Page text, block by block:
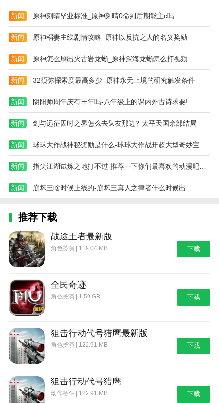
新闻 原神刻晴毕业标准_原神刻晴0命到后期能主c吗
新闻 原神稻妻主线剧情攻略_原神以反抗之人的名义奖励
新闻 原神怎么刷出火古岩龙蜥_原神深海龙蜥怎么打视频
新闻 32须弥探索度最高多少_原神永无止境的研究触发条件
新闻 阴阳师周年庆有丰年吗-八年级上的课内外古诗求要!
新闻 剑与远征囚时之界怎么去队友那边?-太平天国余部结局
新闻
新闻 指尖江湖试炼之地打不过-推荐一下你们最喜欢的动漫吧，哪些好
新闻 崩坏三啥时候上线的-崩坏三真人之律者什么时候出
推荐下载
战途王者最新版
角色扮演 | 119.04 MB 下载
全民奇迹
角色扮演 | 1.59 GB 下载
狙击行动代号猎鹰最新版
角色扮演 | 122.91 MB 下载
狙击行动代号猎鹰
动作格斗 | 122.91 MB 下载